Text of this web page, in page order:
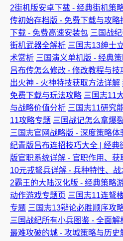
2街机版安卓下载 - 经典街机策
传初始存档版 - 免费下载与攻略
下载 - 免费高速安装包 三国战
街机武器全解析 三国志13绅士
术赏析 三国演义单机版 - 经典
吕布传怎么修改 - 修改教程与技
出火神 - 火神特技获取方法详解
免费下载与玩法攻略 三国志11
与战略价值分析 三国志11研究
11攻略专题 三国战记怎么拿爆
三国志官网战略版 - 深度策略体
纪青版吕布连招技巧大全 | 经典
版官职系统详解 - 官职作用、获
10元戎弩兵详解 - 兵种特性、
2霸王的大陆汉化版 - 经典策略
动作游戏专题页 三国志11连弩
专题 三国志13辩论必胜顺序攻
三国战纪所有小兵图鉴 - 全面
最难攻破的城 - 攻城策略与历史